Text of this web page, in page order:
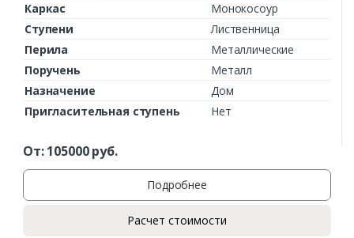
Каркас
Монокосоур
Ступени
Лиственница
Перила
Металлические
Поручень
Металл
Назначение
Дом
Пригласительная ступень
Нет
От:105000руб.
Подробнее
Расчет стоимости